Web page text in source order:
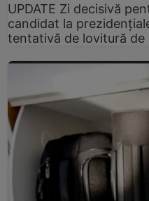
UPDATE Zi decisivă
candidat la
tentativă de lovitură de